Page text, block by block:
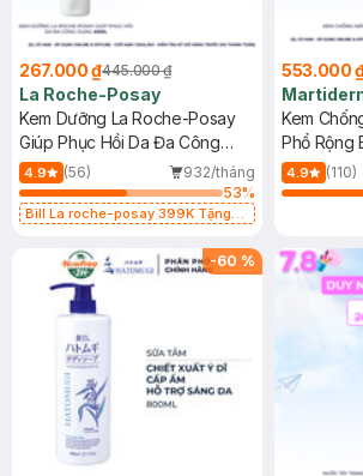
267.000 ₫445.000 ₫
La Roche-Posay
Kem Dưỡng La Roche-Posay
Giúp Phục Hồi Da Đa Công
Dụng 40ml
4.9 (56)
932/tháng
53%
Bill La roche-posay 399K Tặng
(SL có hạn)
553.000
Kem
Phổ Rộng
40ml
4.9 (110)
-60 %